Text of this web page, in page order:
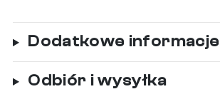
Dodatkowe informacje
Odbiór i wysyłka